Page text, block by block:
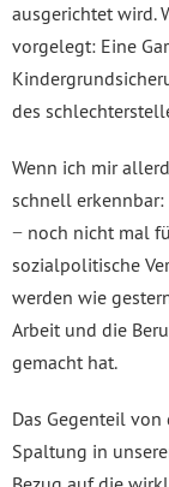
ausgerichtet wird.
vorgelegt: Eine
des
Wenn ich mir
schnell erkennbar:
− noch nicht mal
sozialpolitische
werden wie
Arbeit und die
gemacht hat.
Das Gegenteil
Spaltung in